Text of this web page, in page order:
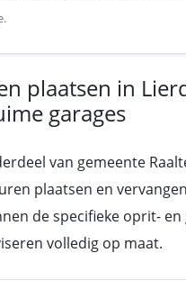
plaatsen in
garages
van gemeente
plaatsen en
de specifieke oprit-
volledig op maat.